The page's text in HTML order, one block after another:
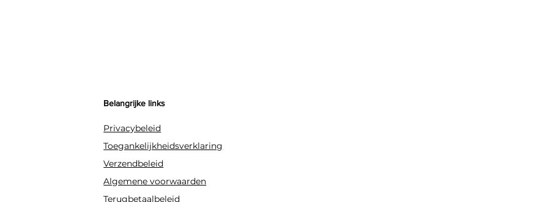
Belangrijke links
Privacybeleid
Toegankelijkheidsverklaring
Verzendbeleid
Algemene voorwaarden
Terugbetaalbeleid